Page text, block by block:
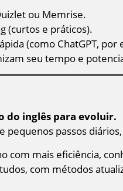
ou Memrise.
(curtos e práticos).
(como ChatGPT, por
seu tempo e
do inglês para evoluir.
pequenos passos
com mais eficiência,
com métodos